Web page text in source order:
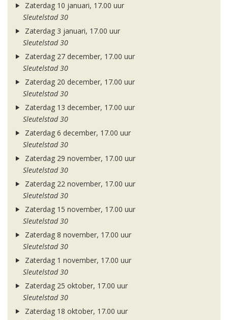
Zaterdag 10 januari, 17.00 uur
Sleutelstad 30
Zaterdag 3 januari, 17.00 uur
Sleutelstad 30
Zaterdag 27 december, 17.00 uur
Sleutelstad 30
Zaterdag 20 december, 17.00 uur
Sleutelstad 30
Zaterdag 13 december, 17.00 uur
Sleutelstad 30
Zaterdag 6 december, 17.00 uur
Sleutelstad 30
Zaterdag 29 november, 17.00 uur
Sleutelstad 30
Zaterdag 22 november, 17.00 uur
Sleutelstad 30
Zaterdag 15 november, 17.00 uur
Sleutelstad 30
Zaterdag 8 november, 17.00 uur
Sleutelstad 30
Zaterdag 1 november, 17.00 uur
Sleutelstad 30
Zaterdag 25 oktober, 17.00 uur
Sleutelstad 30
Zaterdag 18 oktober, 17.00 uur